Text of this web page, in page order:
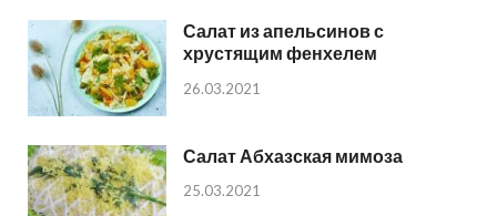
Салат из апельсинов с
хрустящим фенхелем
26.03.2021
Салат Абхазская мимоза
25.03.2021